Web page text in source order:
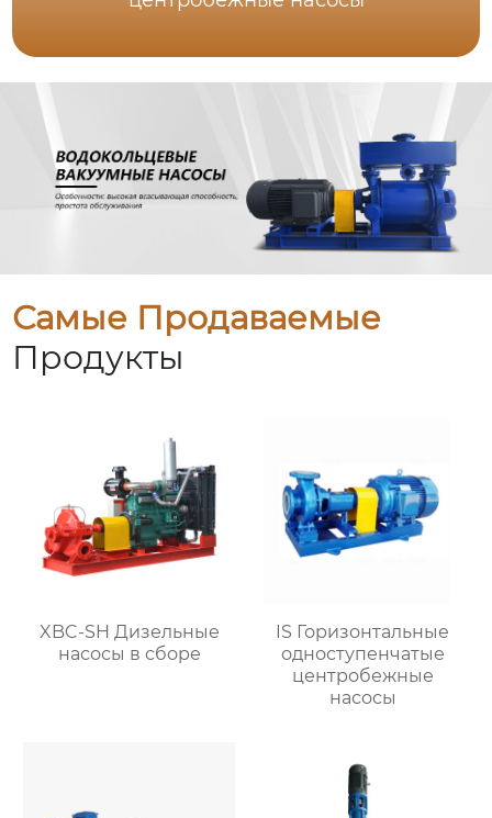
Самые Продаваемые
Продукты
XBC-SH Дизельные
насосы в сборе
IS Горизонтальные
одноступенчатые
центробежные
насосы